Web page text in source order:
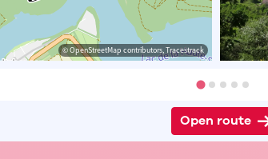
© Eddy & Rita
© OpenStreetMap contributors, Tracestrack
Open route